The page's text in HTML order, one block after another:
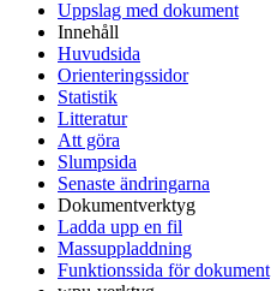
Uppslag med dokument
Innehåll
Huvudsida
Orienteringssidor
Statistik
Litteratur
Att göra
Slumpsida
Senaste ändringarna
Dokumentverktyg
Ladda upp en fil
Massuppladdning
Funktionssida för dokument